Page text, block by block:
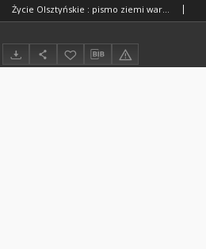
Życie Olsztyńskie : pismo ziemi warmińsko-mazurskiej, 1954, nr 9